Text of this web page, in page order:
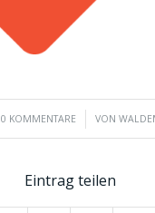
0 KOMMENTARE
/ VON
Eintrag teilen